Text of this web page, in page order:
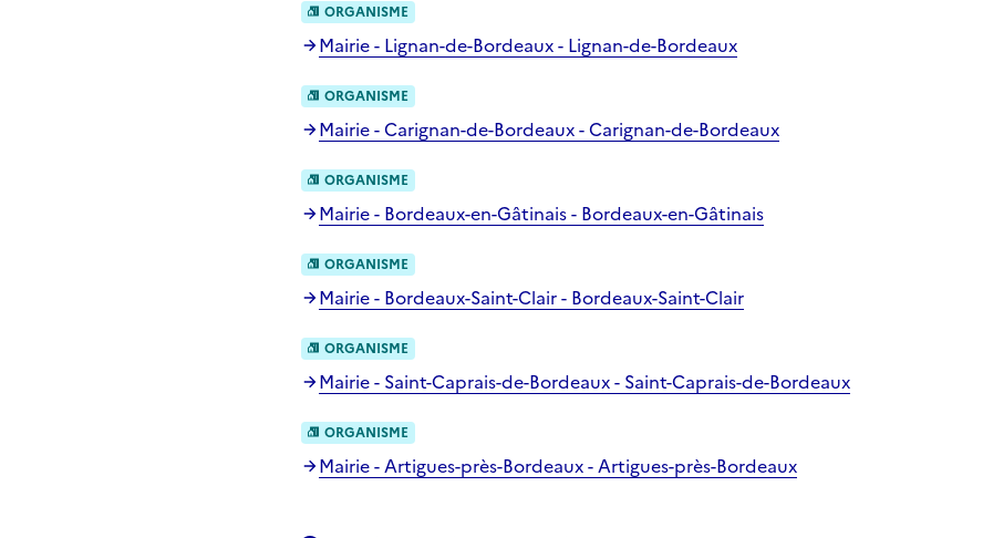
ORGANISME
Mairie - Lignan-de-Bordeaux - Lignan-de-Bordeaux
ORGANISME
Mairie - Carignan-de-Bordeaux - Carignan-de-Bordeaux
ORGANISME
Mairie - Bordeaux-en-Gâtinais - Bordeaux-en-Gâtinais
ORGANISME
Mairie - Bordeaux-Saint-Clair - Bordeaux-Saint-Clair
ORGANISME
Mairie - Saint-Caprais-de-Bordeaux - Saint-Caprais-de-Bordeaux
ORGANISME
Mairie - Artigues-près-Bordeaux - Artigues-près-Bordeaux